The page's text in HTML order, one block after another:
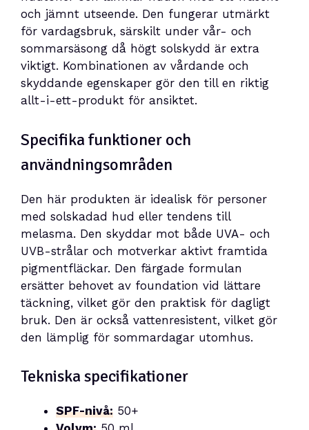
och jämnt utseende. Den fungerar utmärkt
för vardagsbruk, särskilt under vår- och
sommarsäsong då högt solskydd är extra
viktigt. Kombinationen av vårdande och
skyddande egenskaper gör den till en riktig
allt-i-ett-produkt för ansiktet.
Specifika funktioner och
användningsområden
Den här produkten är idealisk för personer
med solskadad hud eller tendens till
melasma. Den skyddar mot både UVA- och
UVB-strålar och motverkar aktivt framtida
pigmentfläckar. Den färgade formulan
ersätter behovet av foundation vid lättare
täckning, vilket gör den praktisk för dagligt
bruk. Den är också vattenresistent, vilket gör
den lämplig för sommardagar utomhus.
Tekniska specifikationer
SPF-nivå: 50+